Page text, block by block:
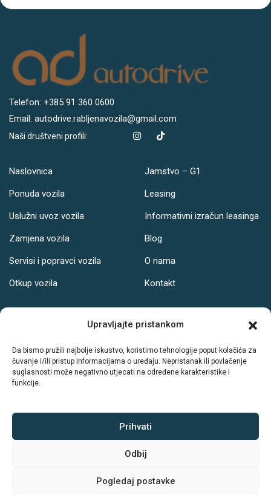
Upravljajte pristankom
Da bismo pružili najbolje iskustvo, koristimo tehnologije poput kolačića za
čuvanje i/ili pristup informacijama o uređaju. Nepristanak ili povlačenje
suglasnosti može negativno utjecati na određene karakteristike i
funkcije.
Prihvati
Odbij
Pogledaj postavke
Telefon: +385 91 360 0600
Email: autodrive.rabljenavozila@gmail.com
Naši društveni profili:
Naslovnica
Ponuda vozila
Uslužni uvoz vozila
Zamjena vozila
Servisi i popravci vozila
Otkup vozila
Jamstvo – G1
Leasing
Informativni izračun leasinga
Blog
O nama
Kontakt
Radno vrijeme:
PON-PET: 08-19h
NED: Ne radimo
Sva prava zadržava © Autodrive